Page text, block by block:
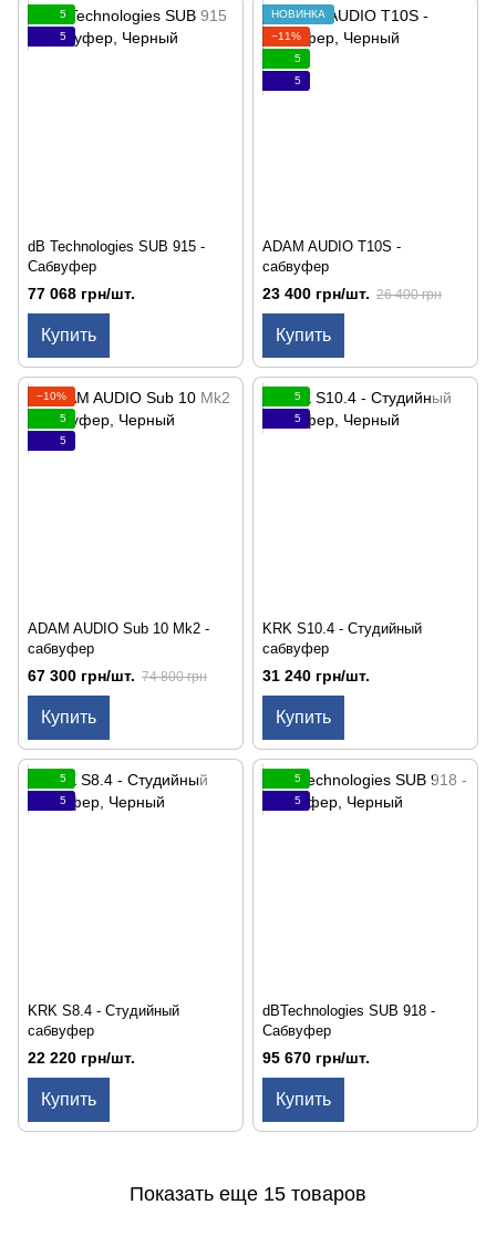
5
5
dB Technologies SUB 915 -
Сабвуфер
77 068 грн/шт.
Купить
НОВИНКА
−11%
5
5
ADAM AUDIO T10S -
сабвуфер
23 400 грн/шт. 26 400 грн
Купить
−10%
5
5
ADAM AUDIO Sub 10 Mk2 -
сабвуфер
67 300 грн/шт. 74 800 грн
Купить
5
5
KRK S10.4 - Студийный
сабвуфер
31 240 грн/шт.
Купить
5
5
KRK S8.4 - Студийный
сабвуфер
22 220 грн/шт.
Купить
5
5
dBTechnologies SUB 918 -
Сабвуфер
95 670 грн/шт.
Купить
Показать еще 15 товаров